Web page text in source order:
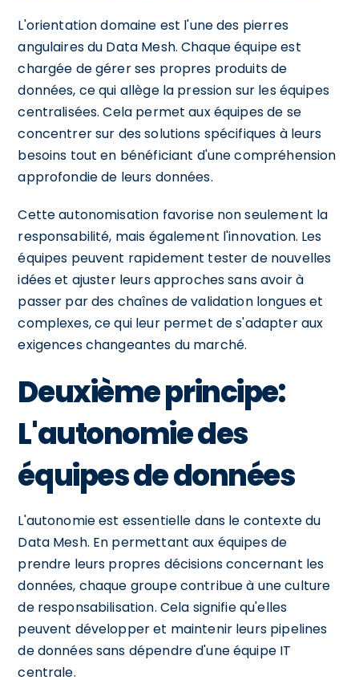
L'orientation domaine est l'une des pierres
angulaires du Data Mesh. Chaque équipe est
chargée de gérer ses propres produits de
données, ce qui allège la pression sur les équipes
centralisées. Cela permet aux équipes de se
concentrer sur des solutions spécifiques à leurs
besoins tout en bénéficiant d'une compréhension
approfondie de leurs données.
Cette autonomisation favorise non seulement la
responsabilité, mais également l'innovation. Les
équipes peuvent rapidement tester de nouvelles
idées et ajuster leurs approches sans avoir à
passer par des chaînes de validation longues et
complexes, ce qui leur permet de s'adapter aux
exigences changeantes du marché.
Deuxième principe:
L'autonomie des
équipes de données
L'autonomie est essentielle dans le contexte du
Data Mesh. En permettant aux équipes de
prendre leurs propres décisions concernant les
données, chaque groupe contribue à une culture
de responsabilisation. Cela signifie qu'elles
peuvent développer et maintenir leurs pipelines
de données sans dépendre d'une équipe IT
centrale.